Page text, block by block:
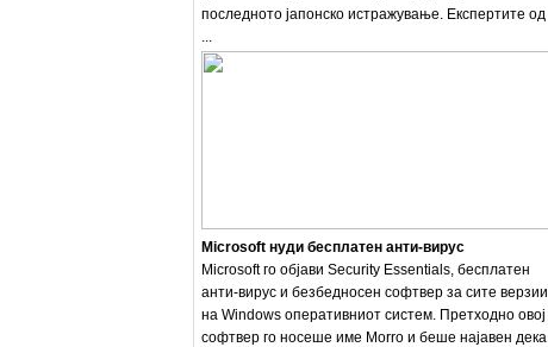
последното јапонско истражување. Експертите од
...
Microsoft нуди бесплатен анти-вирус
Microsoft го објави Security Essentials, бесплатен
анти-вирус и безбедносен софтвер за сите верзии
на Windows оперативниот систем. Претходно овој
софтвер го носеше име Мorro и беше најавен дека